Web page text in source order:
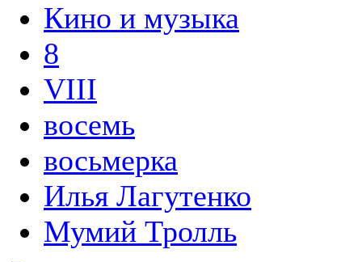
Кино и музыка
8
VIII
восемь
восьмерка
Илья Лагутенко
Мумий Тролль